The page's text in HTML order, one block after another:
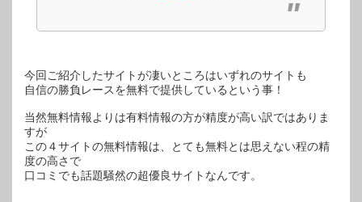
今回ご紹介したサイトが凄いところはいずれのサイトも
自信の勝負レースを無料で提供しているという事！
当然無料情報よりは有料情報の方が精度が高い訳ではありま
すが
この４サイトの無料情報は、とても無料とは思えない程の精
度の高さで
口コミでも話題騒然の超優良サイトなんです。